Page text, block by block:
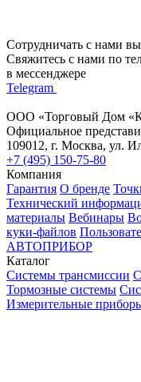
Сотрудничать с нами
Свяжитесь с нами по
в мессенджере
Telegram
ООО «Торговый Дом
Официальное
109012, г. Москва, ул.
+7 (495) 150-75-80
Компания
Гарантия О бренде
Технический
материалы Вебинары
куки-файлов
АВТОПРИБОР
Каталог
Системы трансмиссии
Тормозные системы
Измерительные